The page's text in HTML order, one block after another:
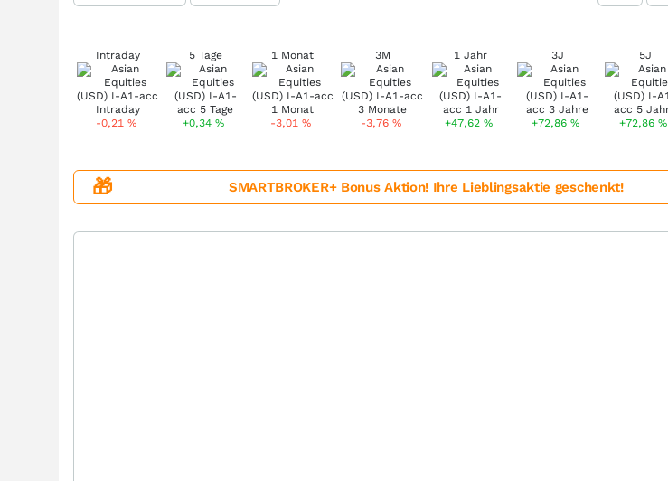
Intraday
-0,21 %
5 Tage
+0,34%
1 Monat
-3,01%
3M
-3,76 %
1 Jahr
+47,62%
3J
+72,86%
5J
+72,86%
🎁 SMARTBROKER+ Bonus Aktion! Ihre Lieblingsaktie geschenkt!